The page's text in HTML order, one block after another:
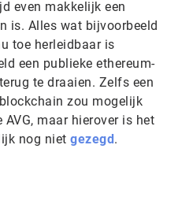
even makkelijk een
is. Alles wat bijvoorbeeld
toe herleidbaar is
een publieke ethereum-
te draaien. Zelfs een
zou mogelijk
AVG, maar hierover is het
nog niet gezegd.